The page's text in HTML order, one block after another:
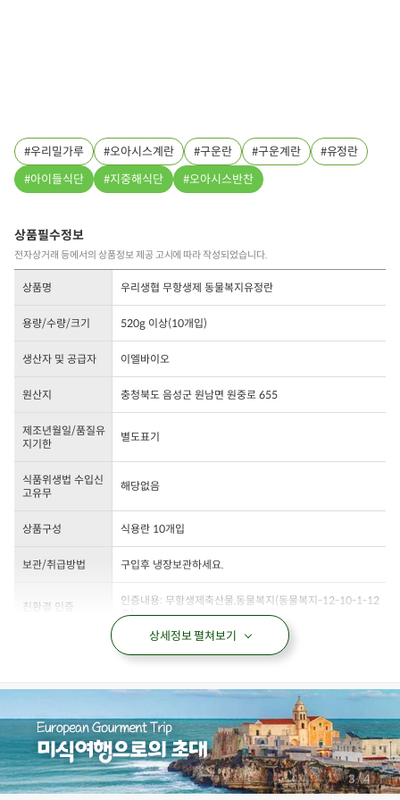
우리밀가루 오아시스계란 구운란 구운계란
유정란
아이들식단
지중해식단 오아시스반찬
상품필수정보
전자상거래 등에서의 상품정보 제공 고시에 따라 작성되었습니다.
상품명 우리생협 무항생제 동물복지유정란
용량/수량/크기 520g 이상(10개입)
생산자 및 공급자 이엘바이오
원산지 충청북도 음성군 원남면 원중로 655
제조년월일/품질유
지기한
별도표기
식품위생법 수입신
고유무
해당없음
상품구성 식용란 10개입
보관/취급방법 구입후 냉장보관하세요.
친환경 인증
인증내용: 무항생제축산물,동물복지(동물복지-12-10-1-12
호)
상세정보 펼쳐보기
4/4